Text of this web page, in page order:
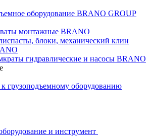
оборудование BRANO GROUP
монтажные BRANO
блоки, механический клин
гидравлические и насосы BRANO
к грузоподъемному оборудованию
и инструмент